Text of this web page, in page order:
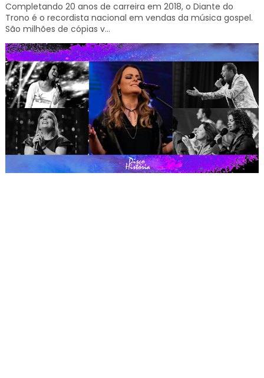
Completando 20 anos de carreira em 2018, o Diante do
Trono é o recordista nacional em vendas da música gospel.
São milhões de cópias v...